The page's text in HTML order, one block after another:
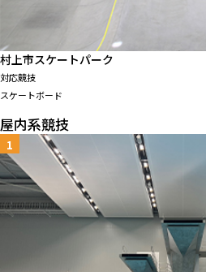
村上市スケートパーク
対応競技
スケートボード
屋内系競技
1